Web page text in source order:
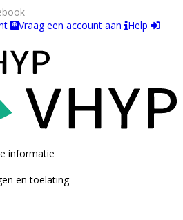
Vraag een account aan Help
informatie
en toelating